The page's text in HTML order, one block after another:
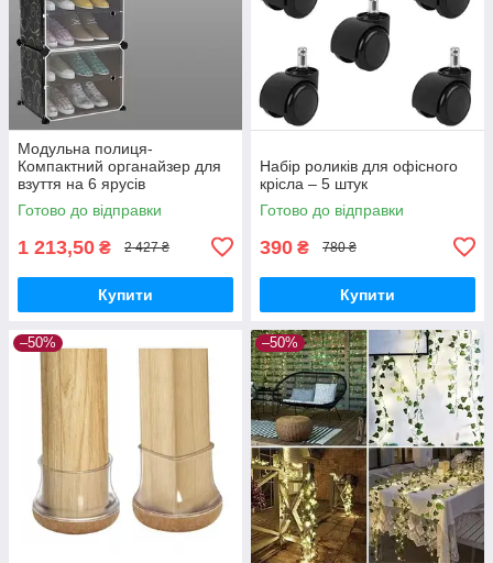
Модульна полиця-
Компактний органайзер для
взуття на 6 ярусів
Готово до відправки
1 213,50 ₴ 2 427 ₴
Купити
Набір роликів для офісного
крісла – 5 штук
Готово до відправки
390 ₴ 780 ₴
Купити
–50% –50%